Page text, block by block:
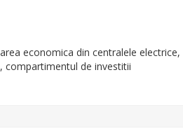
economica din centralele
de investitii